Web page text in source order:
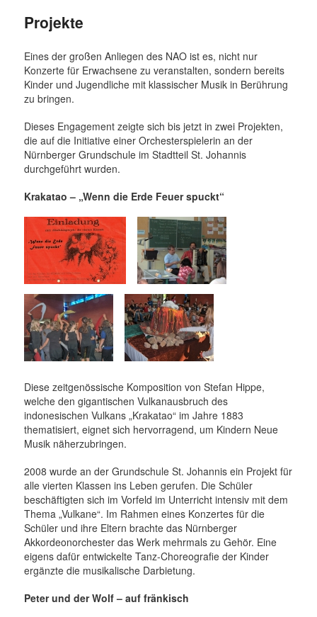
Projekte
Eines der großen Anliegen des NAO ist es, nicht nur
Konzerte für Erwachsene zu veranstalten, sondern bereits
Kinder und Jugendliche mit klassischer Musik in Berührung
zu bringen.
Dieses Engagement zeigte sich bis jetzt in zwei Projekten,
die auf die Initiative einer Orchesterspielerin an der
Nürnberger Grundschule im Stadtteil St. Johannis
durchgeführt wurden.
Krakatao – „Wenn die Erde Feuer spuckt“
Diese zeitgenössische Komposition von Stefan Hippe,
welche den gigantischen Vulkanausbruch des
indonesischen Vulkans „Krakatao“ im Jahre 1883
thematisiert, eignet sich hervorragend, um Kindern Neue
Musik näherzubringen.
2008 wurde an der Grundschule St. Johannis ein Projekt für
alle vierten Klassen ins Leben gerufen. Die Schüler
beschäftigten sich im Vorfeld im Unterricht intensiv mit dem
Thema „Vulkane“. Im Rahmen eines Konzertes für die
Schüler und ihre Eltern brachte das Nürnberger
Akkordeonorchester das Werk mehrmals zu Gehör. Eine
eigens dafür entwickelte Tanz-Choreografie der Kinder
ergänzte die musikalische Darbietung.
Peter und der Wolf – auf fränkisch